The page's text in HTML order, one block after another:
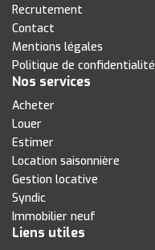
Recrutement
Contact
Mentions légales
Politique de confidentialité
Nos services
Acheter
Louer
Estimer
Location saisonnière
Gestion locative
Syndic
Immobilier neuf
Liens utiles